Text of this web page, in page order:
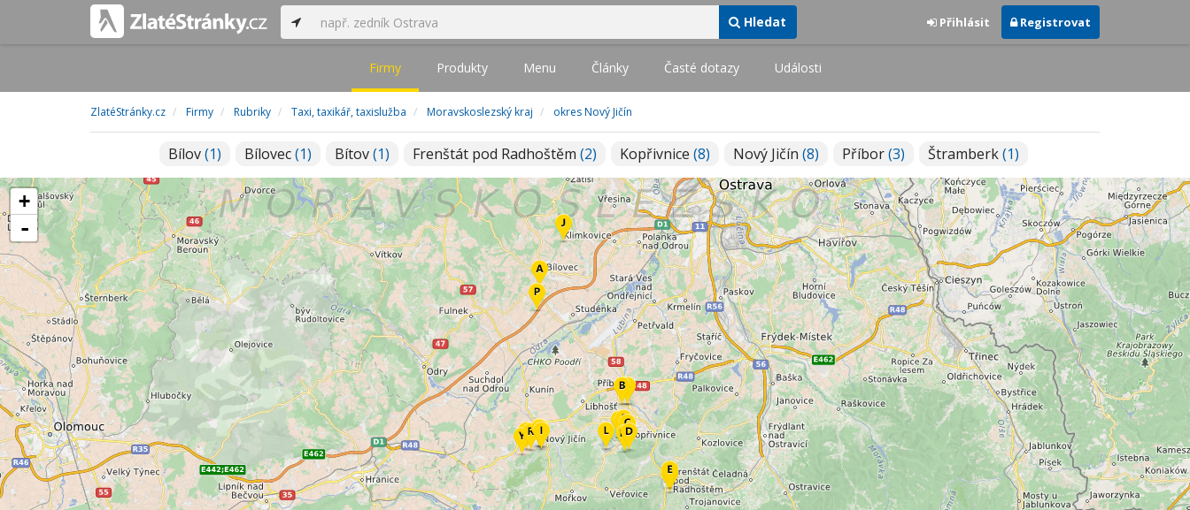
Hledat Přihlásit Registrovat
Firmy Produkty Menu Články Časté dotazy Události
ZlatéStránky.cz Firmy Rubriky Taxi, taxikář, taxislužba Moravskoslezský kraj okres Nový Jičín
Bílov(1) Bílovec(1) Bítov(1) Frenštát pod Radhoštěm (2) Kopřivnice (8) Nový Jičín (8) Příbor(3) Štramberk(1)
+
-